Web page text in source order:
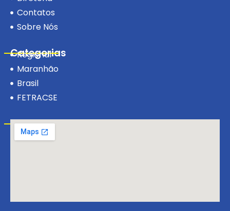
Contatos
Sobre Nós
Categorias
Regional
Maranhão
Brasil
FETRACSE
Visite-nos!